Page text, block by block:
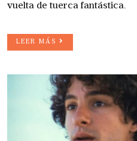
vuelta de tuerca fantástica.
LEER MÁS